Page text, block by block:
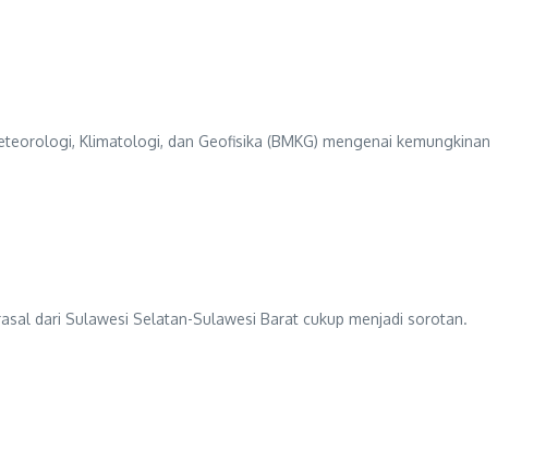
Klimatologi, dan Geofisika (BMKG) mengenai kemungkinan
dari Sulawesi Selatan-Sulawesi Barat cukup menjadi sorotan.